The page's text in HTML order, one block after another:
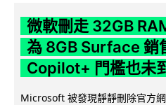
微軟刪走 32GB
為 8GB Surface 銷
Copilot+ 門檻也未
Microsoft 被發現靜靜刪除官方